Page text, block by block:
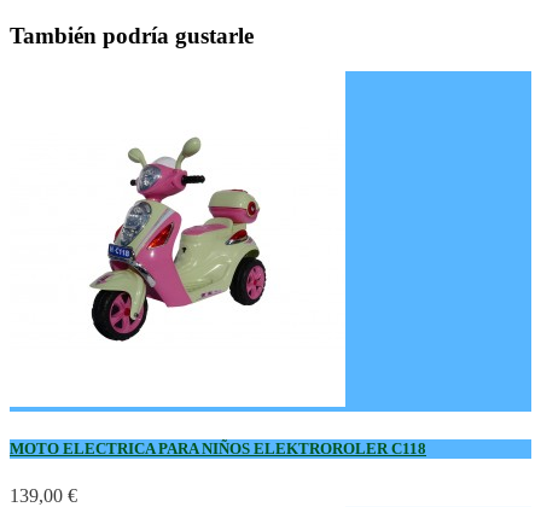
También podría gustarle
MOTO ELECTRICA PARA NIÑOS ELEKTROROLER C118
139,00 €